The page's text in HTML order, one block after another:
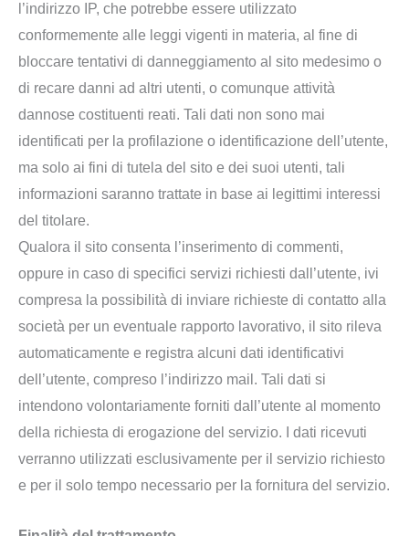
l’indirizzo IP, che potrebbe essere utilizzato
conformemente alle leggi vigenti in materia, al fine di
bloccare tentativi di danneggiamento al sito medesimo o
di recare danni ad altri utenti, o comunque attività
dannose costituenti reati. Tali dati non sono mai
identificati per la profilazione o identificazione dell’utente,
ma solo ai fini di tutela del sito e dei suoi utenti, tali
informazioni saranno trattate in base ai legittimi interessi
del titolare.
Qualora il sito consenta l’inserimento di commenti,
oppure in caso di specifici servizi richiesti dall’utente, ivi
compresa la possibilità di inviare richieste di contatto alla
società per un eventuale rapporto lavorativo, il sito rileva
automaticamente e registra alcuni dati identificativi
dell’utente, compreso l’indirizzo mail. Tali dati si
intendono volontariamente forniti dall’utente al momento
della richiesta di erogazione del servizio. I dati ricevuti
verranno utilizzati esclusivamente per il servizio richiesto
e per il solo tempo necessario per la fornitura del servizio.